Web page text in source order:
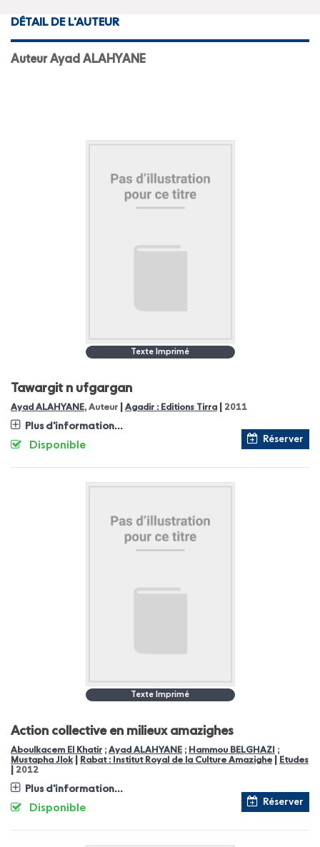
DÉTAIL DE L'AUTEUR
Auteur Ayad ALAHYANE
Texte Imprimé
Tawargit n ufgargan
Ayad ALAHYANE, Auteur Agadir : Editions Tirra| 2011
Plus d'information...
Réserver
Disponible
Texte Imprimé
Action collective en milieux amazighes
Aboulkacem El Khatir ; Ayad ALAHYANE ; Hammou BELGHAZI
;
Mustapha Jlok
Rabat : Institut Royal de la Culture Amazighe Etudes
2012
Plus d'information...
Réserver
Disponible